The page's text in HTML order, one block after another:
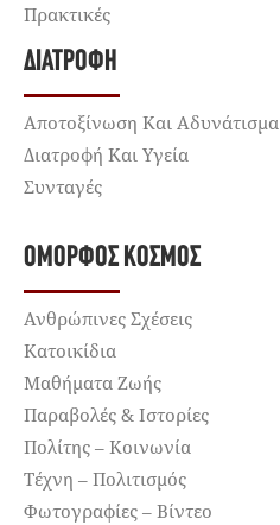
Πρακτικές
ΔΙΑΤΡΟΦΉ
Αποτοξίνωση Και Αδυνάτισμα
Διατροφή Και Υγεία
Συνταγές
ΌΜΟΡΦΟΣ ΚΌΣΜΟΣ
Ανθρώπινες Σχέσεις
Κατοικίδια
Μαθήματα Ζωής
Παραβολές & Ιστορίες
Πολίτης – Κοινωνία
Τέχνη – Πολιτισμός
Φωτογραφίες – Βίντεο